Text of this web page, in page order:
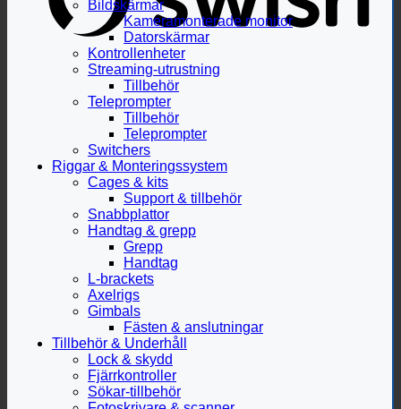
Bildskärmar
Kameramonterade monitor
Datorskärmar
Kontrollenheter
Streaming-utrustning
Tillbehör
Teleprompter
Tillbehör
Teleprompter
Switchers
Riggar & Monteringssystem
Cages & kits
Support & tillbehör
Snabbplattor
Handtag & grepp
Grepp
Handtag
L-brackets
Axelrigs
Gimbals
Fästen & anslutningar
Tillbehör & Underhåll
Lock & skydd
Fjärrkontroller
Sökar-tillbehör